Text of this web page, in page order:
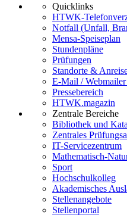
Quicklinks
HTWK-
Notfall (Unfall,
Mensa-Speiseplan
Stundenpläne
Prüfungen
Standorte &
E-Mail /
Pressebereich
HTWK.magazin
Zentrale Bereiche
Bibliothek und
Zentrales
IT-Servicezentrum
Mathematisch-
Sport
Hochschulkolleg
Akademisches
Stellenangebote
Stellenportal